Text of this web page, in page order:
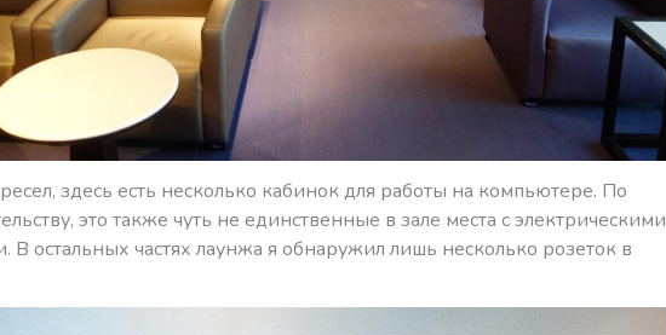
здесь есть несколько кабинок для работы на компьютере. По
это также чуть не единственные в зале места с электрическими
В остальных частях лаунжа я обнаружил лишь несколько розеток в